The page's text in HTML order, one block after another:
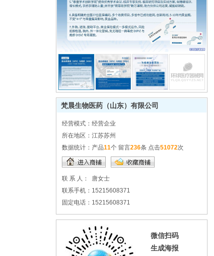
梵晨生物医药（山东）有限公司
经营模式： 经营企业
所在地区： 江苏苏州
数据统计： 产品11个 留言236条 点击51072次
联 系 人：
唐女士
联系手机： 15215608371
固定电话： 15215608371
微信扫码
生成海报